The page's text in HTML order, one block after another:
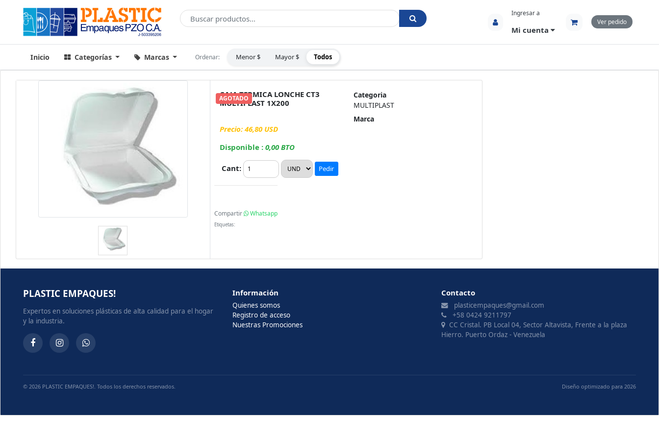
Ingresar a
Mi cuenta
Ver pedido
Inicio Categorías Marcas Ordenar: Menor $ Mayor $ Todos
CAJA TERMICA LONCHE CT3
MULTIPLAST 1X200
Precio: 46,80 USD
Disponible : 0,00 BTO
AGOTADO
Cant: Pedir
Categoria
MULTIPLAST
Marca
Compartir Whatsapp
Etiquetas:
PLASTIC EMPAQUES!
Expertos en soluciones plásticas de alta calidad para el hogar
y la industria.
Información
Quienes somos
Registro de acceso
Nuestras Promociones
Contacto
plasticempaques@gmail.com
+58 0424 9211797
CC Cristal. PB Local 04, Sector Altavista, Frente a la plaza
Hierro. Puerto Ordaz - Venezuela
© 2026 PLASTIC EMPAQUES!. Todos los derechos reservados. Diseño optimizado para 2026